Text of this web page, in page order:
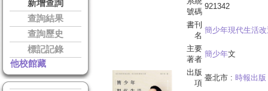
新增查詢
查詢結果
查詢歷史
標記記錄
他校館藏
號碼
921342
書刊
名
簡少年現代生活
主要
著者
簡少年文
出版
項
臺北市 : 時報出版